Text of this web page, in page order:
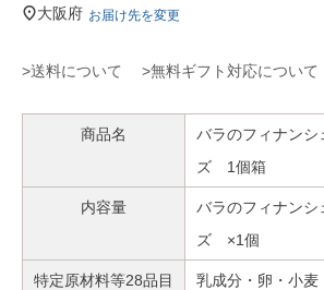
大阪府 お届け先を変更
>送料について >無料ギフト対応について
商品名
バラのフィナン
ズ 1個箱
内容量
バラのフィナン
ズ ×1個
特定原材料等28品目
乳成分・卵・小麦